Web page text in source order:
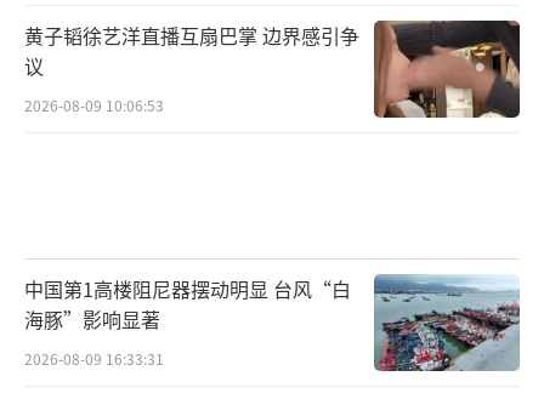
黄子韬徐艺洋直播互扇巴掌 边界感引争
议
2026-08-09 10:06:53
中国第1高楼阻尼器摆动明显 台风“白
海豚”影响显著
2026-08-09 16:33:31